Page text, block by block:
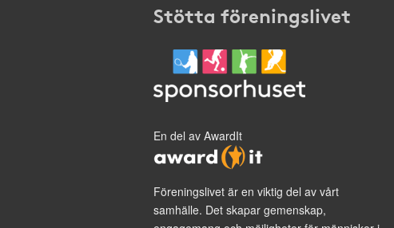
Stötta föreningslivet
En del av AwardIt
Föreningslivet är en viktig del av vårt
samhälle. Det skapar gemenskap,